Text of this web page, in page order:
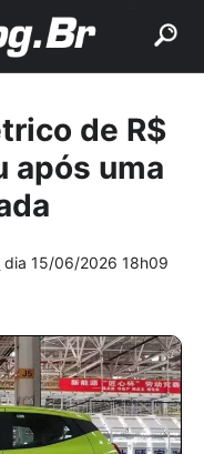
de R$
após uma
dia15/06/2026 18h09